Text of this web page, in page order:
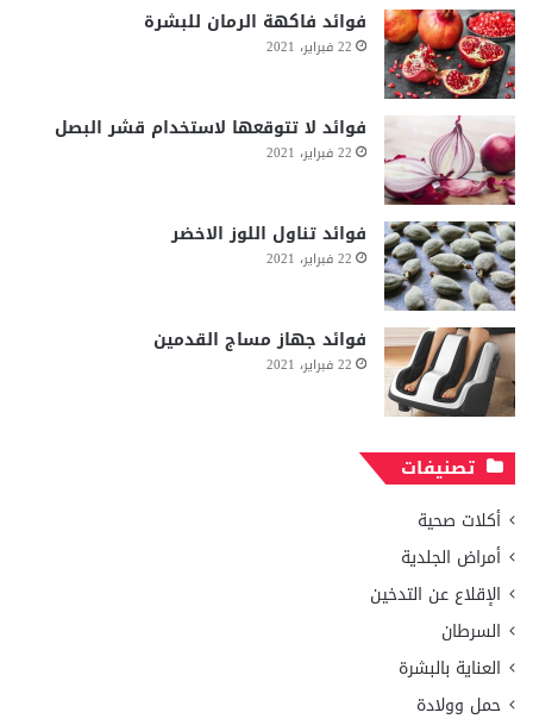
فوائد فاكهة الرمان للبشرة
22 فبراير، 2021
فوائد لا تتوقعها لاستخدام قشر البصل
22 فبراير، 2021
فوائد تناول اللوز الاخضر
22 فبراير، 2021
فوائد جهاز مساج القدمين
22 فبراير، 2021
تصنيفات
أكلات صحية
أمراض الجلدية
الإقلاع عن التدخين
السرطان
العناية بالبشرة
حمل وولادة